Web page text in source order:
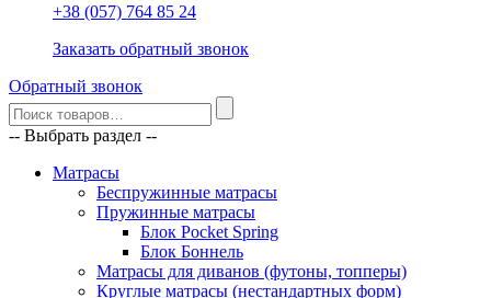
+38 (057) 764 85 24
Заказать обратный звонок
Обратный звонок
-- Выбрать раздел --
Матрасы
Беспружинные матрасы
Пружинные матрасы
Блок Pocket Spring
Блок Боннель
Матрасы для диванов (футоны, топперы)
Круглые матрасы (нестандартных форм)